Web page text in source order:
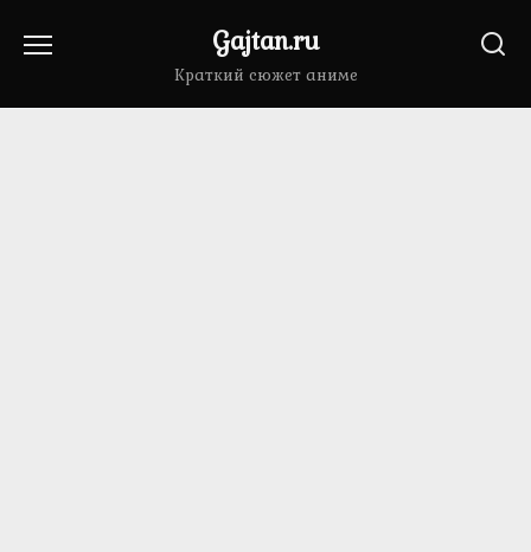
Gajtan.ru
Краткий сюжет аниме